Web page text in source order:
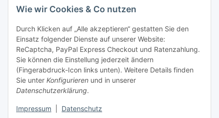
Tel: +49 (0) 5132 8230689
E-Mail:mail@texcorner.de
Wie wir Cookies & Co nutzen
Durch Klicken auf „Alle akzeptieren“ gestatten Sie den
Einsatz folgender Dienste auf unserer Website:
ReCaptcha, PayPal Express Checkout und Ratenzahlung.
Sie können die Einstellung jederzeit ändern
(Fingerabdruck-Icon links unten). Weitere Details finden
Sie unter Konfigurieren und in unserer
Datenschutzerklärung.
Impressum Datenschutz